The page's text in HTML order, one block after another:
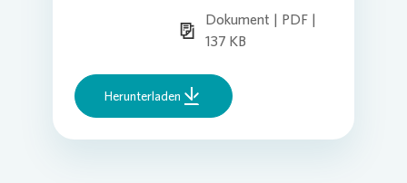
Dokument | PDF |
137 KB
Herunterladen